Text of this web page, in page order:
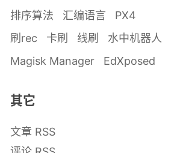
排序算法
汇编语言
PX4
刷rec
卡刷 线刷
水中机器人
Magisk Manager
EdXposed
其它
文章 RSS